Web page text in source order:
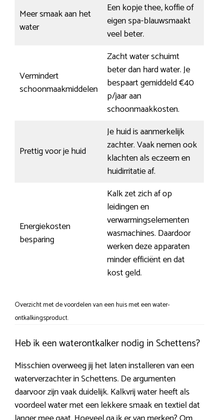
Meer smaak aan het
water
Een kopje thee, koffie of
eigen spa-blauwsmaakt
veel beter.
Vermindert
schoonmaakmiddelen
Zacht water schuimt
beter dan hard water. Je
bespaart gemiddeld €40
p/jaar aan
schoonmaakkosten.
Prettig voor je huid
Je huid is aanmerkelijk
zachter. Vaak nemen ook
klachten als eczeem en
huidirritatie af.
Energiekosten
besparing
Kalk zet zich af op
leidingen en
verwarmingselementen
wasmachines. Daardoor
werken deze apparaten
minder efficiënt en dat
kost geld.
Overzicht met de voordelen van een huis met een water-
ontkalkingsproduct.
Heb ik een waterontkalker nodig in Schettens?
Misschien overweeg jij het laten installeren van een
waterverzachter in Schettens. De argumenten
daarvoor zijn vaak duidelijk. Kalkvrij water heeft als
voordeel water met een lekkere smaak en textiel dat